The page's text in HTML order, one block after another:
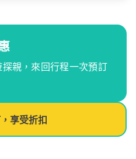
親，來回行程一次預訂
享受折扣